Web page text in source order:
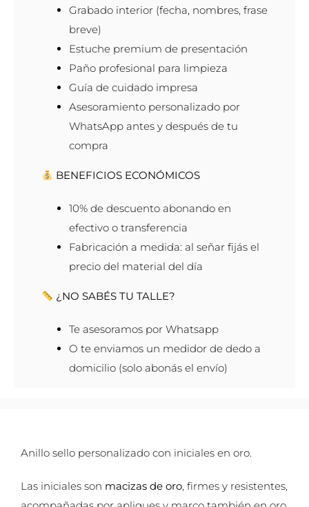
Grabado interior (fecha, nombres, frase
breve)
Estuche premium de presentación
Paño profesional para limpieza
Guía de cuidado impresa
Asesoramiento personalizado por
WhatsApp antes y después de tu
compra
BENEFICIOS ECONÓMICOS
10% de descuento abonando en
efectivo o transferencia
Fabricación a medida: al señar fijás el
precio del material del día
¿NO SABÉS TU TALLE?
Te asesoramos por Whatsapp
O te enviamos un medidor de dedo a
domicilio (solo abonás el envío)
Anillo sello personalizado con iniciales en oro.
Las iniciales son macizas de oro, firmes y resistentes,